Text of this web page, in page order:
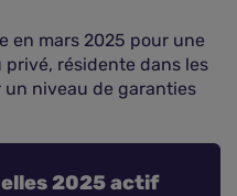
en mars 2025 pour une
privé, résidente dans les
niveau de garanties
2025 actif